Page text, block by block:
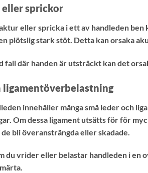
sprickor
eller spricka i ett av handleden ben
plötslig stark stöt. Detta kan orsaka
fall där handen är utsträckt kan det
ligamentöverbelastning
innehåller många små leder och
Om dessa ligament utsätts för för
bli överansträngda eller skadade.
du vrider eller belastar handleden i en